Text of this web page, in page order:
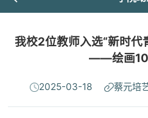
我校2位教师入选“新时代
——绘画
2025-03-18 蔡元培